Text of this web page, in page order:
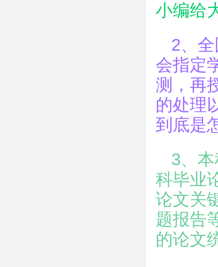
小编给
2、
会指定
测，再
的处理
到底是
3、
科毕业
论文关
题报告
的论文